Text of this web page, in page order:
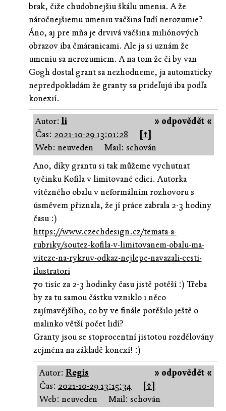
brak, čiže chudobnejšiu škálu umenia. A že
náročnejšiemu umeniu väčšina ľudí nerozumie?
Áno, aj pre mňa je drvivá väčšina miliónových
obrazov iba čmáranicami. Ale ja si uznám že
umeniu sa nerozumiem. A na tom že či by van
Gogh dostal grant sa nezhodneme, ja automaticky
nepredpokladám že granty sa prideľujú iba podľa
konexií.
» odpovědět «
Autor:li
Čas: 2021-10-29 13:01:28
[↑]
Web: neuveden
Mail: schován
Ano, díky grantu si tak můžeme vychutnat
tyčinku Kofila v limitované edici. Autorka
vítězného obalu v neformálním rozhovoru s
úsměvem přiznala, že jí práce zabrala 2-3 hodiny
času :)
https://www.czechdesign.cz/temata-a-
rubriky/soutez-kofila-v-limitovanem-obalu-ma-
viteze-na-rykruv-odkaz-nejlepe-navazali-cesti-
ilustratori
70 tisíc za 2-3 hodinky času jistě potěší :) Třeba
by za tu samou částku vzniklo i něco
zajímavějšího, co by ve finále potěšilo ještě o
malinko větší počet lidí?
Granty jsou se stoprocentní jistotou rozdělovány
zejména na základě konexí! :)
» odpovědět «
Autor: Regis
Čas: 2021-10-29 13:15:34
[↑]
Web: neuveden
Mail: schován